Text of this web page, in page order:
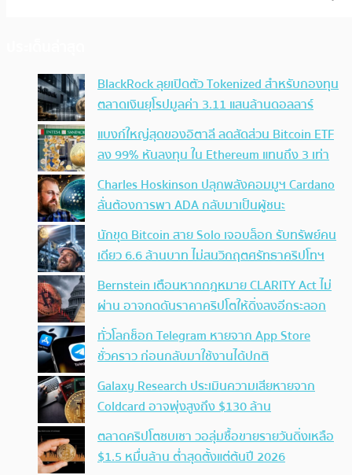
BlackRock ลุยเปิดตัว Tokenized สำหรับกองทุน
ตลาดเงินยุโรปมูลค่า 3.11 แสนล้านดอลลาร์
แบงก์ใหญ่สุดของอิตาลี ลดสัดส่วน Bitcoin ETF
ลง 99% หันลงทุน ใน Ethereum แทนถึง 3 เท่า
Charles Hoskinson ปลุกพลังคอมมูฯ Cardano
ลั่นต้องการพา ADA กลับมาเป็นผู้ชนะ
นักขุด Bitcoin สาย Solo เจอบล็อก รับทรัพย์คน
เดียว 6.6 ล้านบาท ไม่สนวิกฤตศรัทธาคริปโทฯ
Bernstein เตือนหากกฎหมาย CLARITY Act ไม่
ผ่าน อาจกดดันราคาคริปโตให้ดิ่งลงอีกระลอก
ทั่วโลกช็อก Telegram หายจาก App Store
ชั่วคราว ก่อนกลับมาใช้งานได้ปกติ
Galaxy Research ประเมินความเสียหายจาก
Coldcard อาจพุ่งสูงถึง $130 ล้าน
ตลาดคริปโตซบเซา วอลุ่มซื้อขายรายวันดิ่งเหลือ
$1.5 หมื่นล้าน ต่ำสุดตั้งแต่ต้นปี 2026